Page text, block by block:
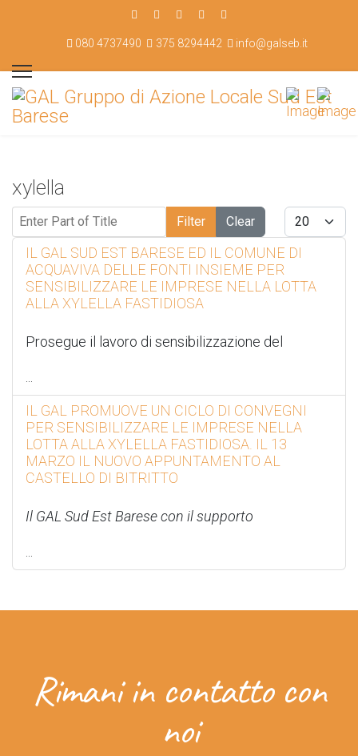
080 4737490 375 8294442 info@galseb.it
xylella
Enter Part of Title Filter Clear Display #
IL GAL SUD EST BARESE ED IL COMUNE DI
ACQUAVIVA DELLE FONTI INSIEME PER
SENSIBILIZZARE LE IMPRESE NELLA LOTTA
ALLA XYLELLA FASTIDIOSA
Prosegue il lavoro di sensibilizzazione del
IL GAL PROMUOVE UN CICLO DI CONVEGNI
PER SENSIBILIZZARE LE IMPRESE NELLA
LOTTA ALLA XYLELLA FASTIDIOSA. IL 13
MARZO IL NUOVO APPUNTAMENTO AL
CASTELLO DI BITRITTO
Il GAL Sud Est Barese con il supporto
Rimani in contatto con
noi